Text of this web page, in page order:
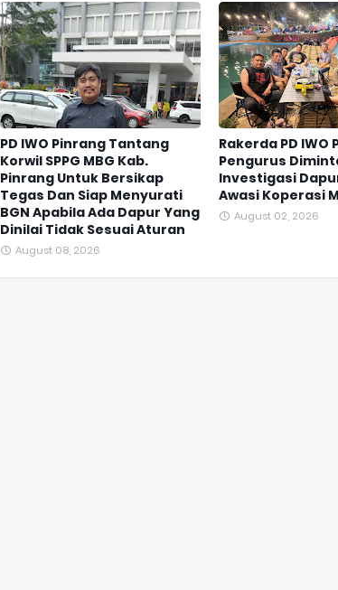
PD IWO Pinrang Tantang
Korwil SPPG MBG Kab.
Pinrang Untuk Bersikap
Tegas Dan Siap Menyurati
BGN Apabila Ada Dapur Yang
Dinilai Tidak Sesuai Aturan
August 08, 2026
Rakerda PD IWO
Pengurus
Investigasi
Awasi Koperasi
August 02, 2026